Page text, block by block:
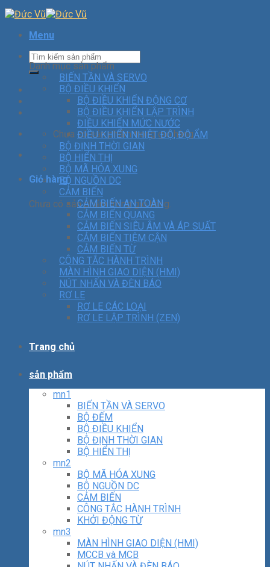
Menu
Chưa có sản phẩm trong giỏ hàng.
Giỏ hàng
Chưa có sản phẩm trong giỏ hàng.
Danh mục sản phẩm
BIẾN TẦN VÀ SERVO
BỘ ĐIỀU KHIỂN
BỘ ĐIỀU KHIỂN ĐỘNG CƠ
BỘ ĐIỀU KHIỂN LẬP TRÌNH
ĐIỀU KHIỂN MỨC NƯỚC
ĐIỀU KHIỂN NHIỆT ĐỘ, ĐỘ ẨM
BỘ ĐỊNH THỜI GIAN
BỘ HIỂN THỊ
BỘ MÃ HÓA XUNG
BỘ NGUỒN DC
CẢM BIẾN
CẢM BIẾN AN TOÀN
CẢM BIẾN QUANG
CẢM BIẾN SIÊU ÂM VÀ ÁP SUẤT
CẢM BIẾN TIỆM CẬN
CẢM BIẾN TỪ
CÔNG TẮC HÀNH TRÌNH
MÀN HÌNH GIAO DIỆN (HMI)
NÚT NHẤN VÀ ĐÈN BÁO
RƠ LE
RƠ LE CÁC LOẠI
RƠ LE LẬP TRÌNH (ZEN)
Trang chủ
sản phẩm
mn1
BIẾN TẦN VÀ SERVO
BỘ ĐẾM
BỘ ĐIỀU KHIỂN
BỘ ĐỊNH THỜI GIAN
BỘ HIỂN THỊ
mn2
BỘ MÃ HÓA XUNG
BỘ NGUỒN DC
CẢM BIẾN
CÔNG TẮC HÀNH TRÌNH
KHỞI ĐỘNG TỪ
mn3
MÀN HÌNH GIAO DIỆN (HMI)
MCCB và MCB